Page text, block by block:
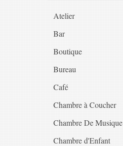
Atelier
Bar
Boutique
Bureau
Café
Chambre à Coucher
Chambre De Musique
Chambre d'Enfant